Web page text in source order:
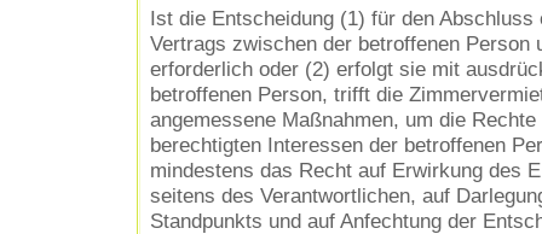
Ist die Entscheidung (1) für den Abschluss
Vertrags zwischen der betroffenen Person
erforderlich oder (2) erfolgt sie mit
betroffenen Person, trifft die
angemessene Maßnahmen, um die
berechtigten Interessen der betroffenen
mindestens das Recht auf Erwirkung des
seitens des Verantwortlichen, auf
Standpunkts und auf Anfechtung der